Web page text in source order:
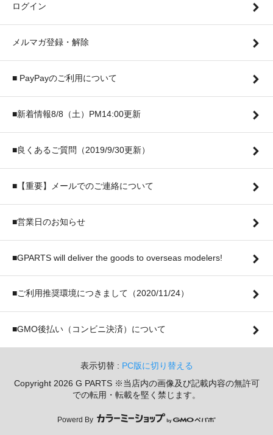
ログイン
メルマガ登録・解除
■ PayPayのご利用について
■新着情報8/8（土）PM14:00更新
■良くあるご質問（2019/9/30更新）
■【重要】メールでのご連絡について
■営業日のお知らせ
■GPARTS will deliver the goods to overseas modelers!
■ご利用推奨環境につきまして（2020/11/24）
■GMO後払い（コンビニ決済）について
表示切替 : PC版に切り替える
Copyright 2026 G PARTS ※当店内の画像及び記載内容の無許可
での転用・転載を堅く禁じます。
Powerd By